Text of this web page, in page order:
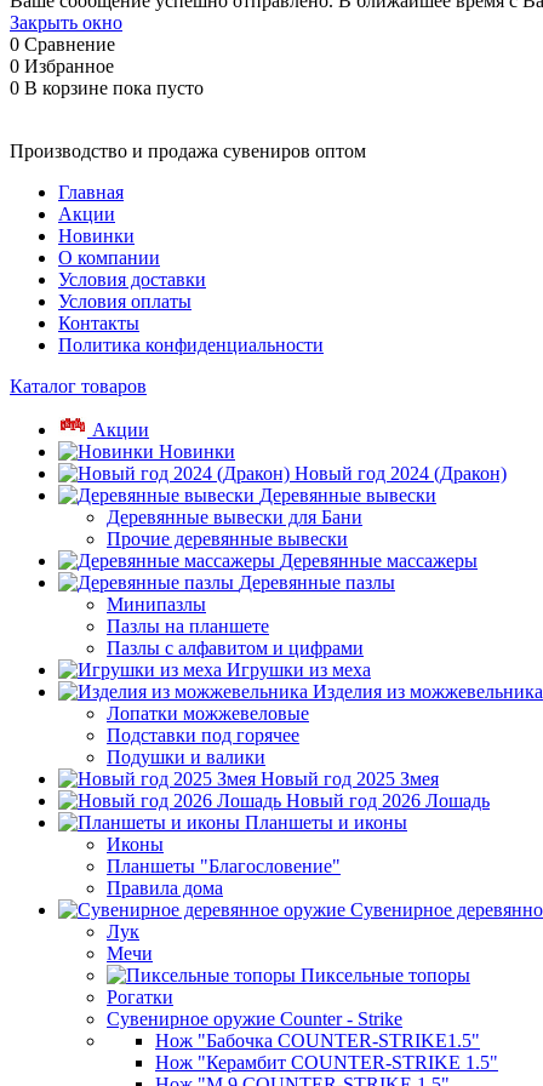
Закрыть окно
0 Сравнение
0 Избранное
0 В корзине пока пусто
Производство и продажа сувениров оптом
Главная
Акции
Новинки
О компании
Условия доставки
Условия оплаты
Контакты
Политика конфиденциальности
Каталог товаров
Акции
Новинки
Новый год 2024 (Дракон)
Деревянные вывески
Деревянные вывески для Бани
Прочие деревянные вывески
Деревянные массажеры
Деревянные пазлы
Минипазлы
Пазлы на планшете
Пазлы с алфавитом и цифрами
Игрушки из меха
Изделия из можжевельника
Лопатки можжевеловые
Подставки под горячее
Подушки и валики
Новый год 2025 Змея
Новый год 2026 Лошадь
Планшеты и иконы
Иконы
Планшеты "Благословение"
Правила дома
Сувенирное
Лук
Мечи
Пиксельные топоры
Рогатки
Сувенирное оружие Counter - Strike
Нож "Бабочка COUNTER-STRIKE1.5"
Нож "Керамбит COUNTER-STRIKE 1.5"